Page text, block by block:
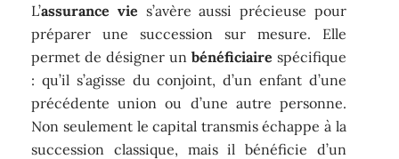
L’assurance vie s’avère aussi précieuse pour
préparer une succession sur mesure. Elle
permet de désigner un bénéficiaire spécifique
: qu’il s’agisse du conjoint, d’un enfant d’une
précédente union ou d’une autre personne.
Non seulement le capital transmis échappe à la
succession classique, mais il bénéficie d’un